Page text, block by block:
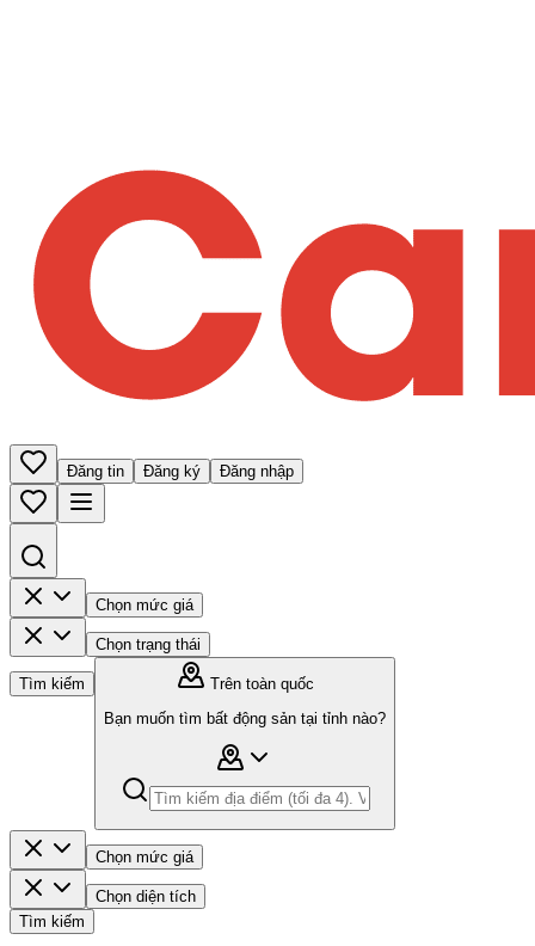
Đăng tin Đăng ký Đăng nhập
Chọn mức giá
Chọn trạng thái
Tìm kiếm
Trên toàn quốc
Bạn muốn tìm bất động sản tại tỉnh nào?
Chọn mức giá
Chọn diện tích
Tìm kiếm